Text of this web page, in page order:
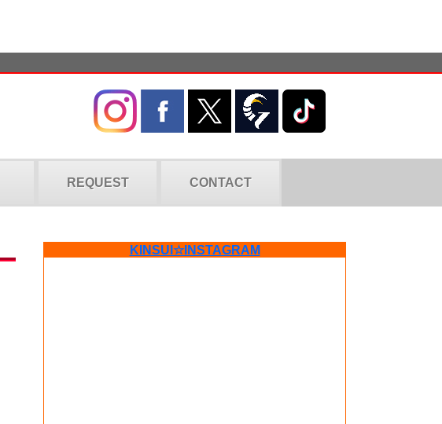
REQUEST CONTACT
KINSUI☆INSTAGRAM